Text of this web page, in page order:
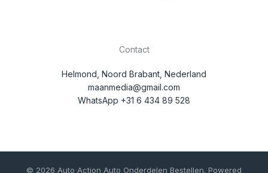
Contact
Helmond, Noord Brabant, Nederland
maanmedia@gmail.com
WhatsApp +31 6 434 89 528
© 2026 Auto Action Auto Onderdelen Bestellen. Powered